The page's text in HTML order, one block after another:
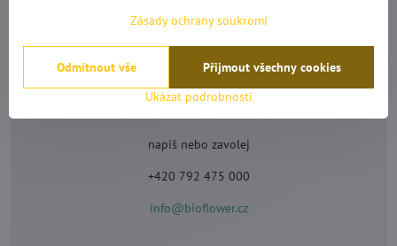
ROZVOZ MEDU
Jižní Čechy & Praha
napiš nebo zavolej
+420 792 475 000
info@bioflower.cz
Zásady ochrany soukromí
Ukázat podrobnosti
Přijmout všechny cookies
Odmítnout vše